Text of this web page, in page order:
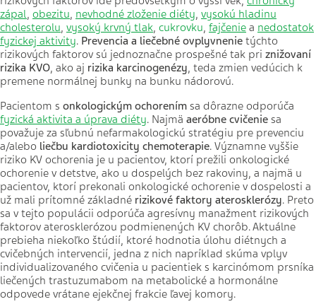
zápal, obezitu, nevhodné zloženie diéty, vysokú hladinu
cholesterolu, vysoký krvný tlak, cukrovku, fajčenie a nedostatok
fyzickej aktivity. Prevencia a liečebné ovplyvnenie týchto
rizikových faktorov sú jednoznačne prospešné tak pri znižovaní
rizika KVO, ako aj rizika karcinogenézy, teda zmien vedúcich k
premene normálnej bunky na bunku nádorovú.
Pacientom s onkologickým ochorením sa dôrazne odporúča
fyzická aktivita a úprava diéty. Najmä aeróbne cvičenie sa
považuje za sľubnú nefarmakologickú stratégiu pre prevenciu
a/alebo liečbu kardiotoxicity chemoterapie. Významne vyššie
riziko KV ochorenia je u pacientov, ktorí prežili onkologické
ochorenie v detstve, ako u dospelých bez rakoviny, a najmä u
pacientov, ktorí prekonali onkologické ochorenie v dospelosti a
už mali prítomné základné rizikové faktory aterosklerózy. Preto
sa v tejto populácii odporúča agresívny manažment rizikových
faktorov aterosklerózou podmienených KV chorôb. Aktuálne
prebieha niekoľko štúdií, ktoré hodnotia úlohu diétnych a
cvičebných intervencií, jedna z nich napríklad skúma vplyv
individualizovaného cvičenia u pacientiek s karcinómom prsníka
liečených trastuzumabom na metabolické a hormonálne
odpovede vrátane ejekčnej frakcie ľavej komory.